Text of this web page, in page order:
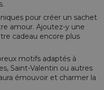
pour créer un sachet
amour. Ajoutez-y une
cadeau encore plus
motifs adaptés à
Saint-Valentin ou autres
émouvoir et charmer la